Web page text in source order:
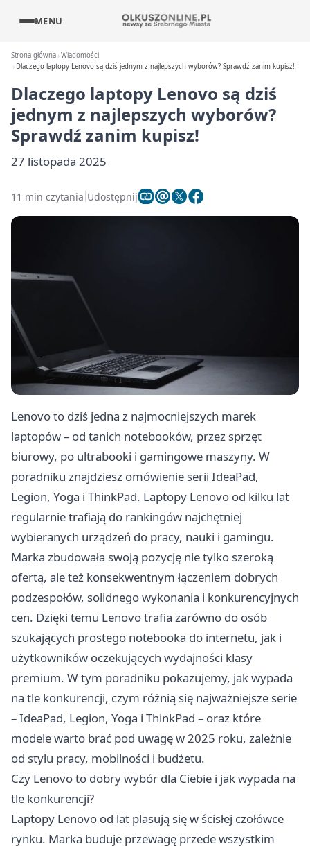
MENU
Strona główna Wiadomości
Dlaczego laptopy Lenovo są dziś jednym z najlepszych wyborów? Sprawdź zanim kupisz!
Dlaczego laptopy Lenovo są dziś
jednym z najlepszych wyborów?
Sprawdź zanim kupisz!
27 listopada 2025
11 min czytania Udostępnij
Lenovo to dziś jedna z najmocniejszych marek
laptopów – od tanich notebooków, przez sprzęt
biurowy, po ultrabooki i gamingowe maszyny. W
poradniku znajdziesz omówienie serii IdeaPad,
Legion, Yoga i ThinkPad. Laptopy Lenovo od kilku lat
regularnie trafiają do rankingów najchętniej
wybieranych urządzeń do pracy, nauki i gamingu.
Marka zbudowała swoją pozycję nie tylko szeroką
ofertą, ale też konsekwentnym łączeniem dobrych
podzespołów, solidnego wykonania i konkurencyjnych
cen. Dzięki temu Lenovo trafia zarówno do osób
szukających prostego notebooka do internetu, jak i
użytkowników oczekujących wydajności klasy
premium. W tym poradniku pokazujemy, jak wypada
na tle konkurencji, czym różnią się najważniejsze serie
– IdeaPad, Legion, Yoga i ThinkPad – oraz które
modele warto brać pod uwagę w 2025 roku, zależnie
od stylu pracy, mobilności i budżetu.
Czy Lenovo to dobry wybór dla Ciebie i jak wypada na
tle konkurencji?
Laptopy Lenovo od lat plasują się w ścisłej czołówce
rynku. Marka buduje przewagę przede wszystkim